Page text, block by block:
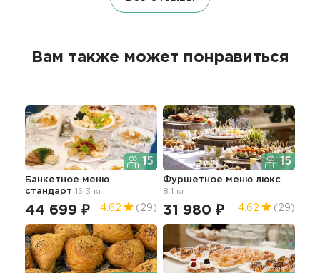
Вам также может понравиться
15
Банкетное меню
стандарт
15.3 кг
44 699 ₽ 4.62 (29)
15
Фуршетное меню люкс
8.1 кг
31 980 ₽ 4.62 (29)